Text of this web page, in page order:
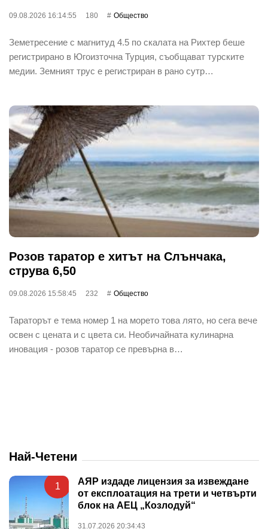
09.08.2026 16:14:55 180 Общество
Земетресение с магнитуд 4.5 по скалата на Рихтер беше
регистрирано в Югоизточна Турция, съобщават турските
медии. Земният трус е регистриран в рано сутр…
Розов таратор е хитът на Слънчака,
струва 6,50
09.08.2026 15:58:45 232 Общество
Тараторът е тема номер 1 на морето това лято, но сега вече
освен с цената и с цвета си. Необичайната кулинарна
иновация - розов таратор се превърна в…
Най-Четени
1
АЯР издаде лицензия за извеждане
от експлоатация на трети и четвърти
блок на АЕЦ „Козлодуй“
31.07.2026 20:34:43